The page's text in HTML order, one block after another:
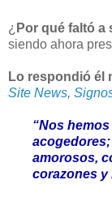
¿ Por qué faltó a
siendo ahora
Lo respondió él
Site News,
“Nos
amorosos,
corazones y